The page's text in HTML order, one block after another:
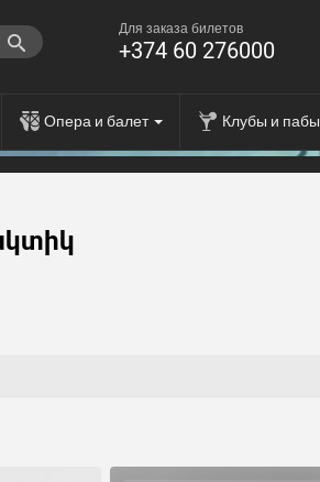
Для заказа билетов
+374 60 276000
Опера и балет Клубы и пабы